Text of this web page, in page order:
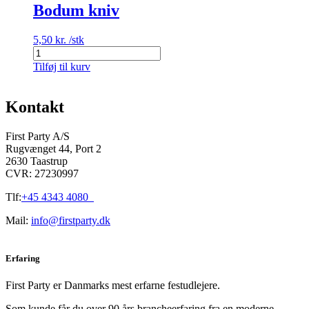
Bodum kniv
5,50 kr. /stk
Bodum
kniv
Tilføj til kurv
Kontakt
First Party A/S
Rugvænget 44, Port 2
2630 Taastrup
CVR: 27230997
Tlf:+45 4343 4080
Mail: info@firstparty.dk
Erfaring
First Party er Danmarks mest erfarne festudlejere.